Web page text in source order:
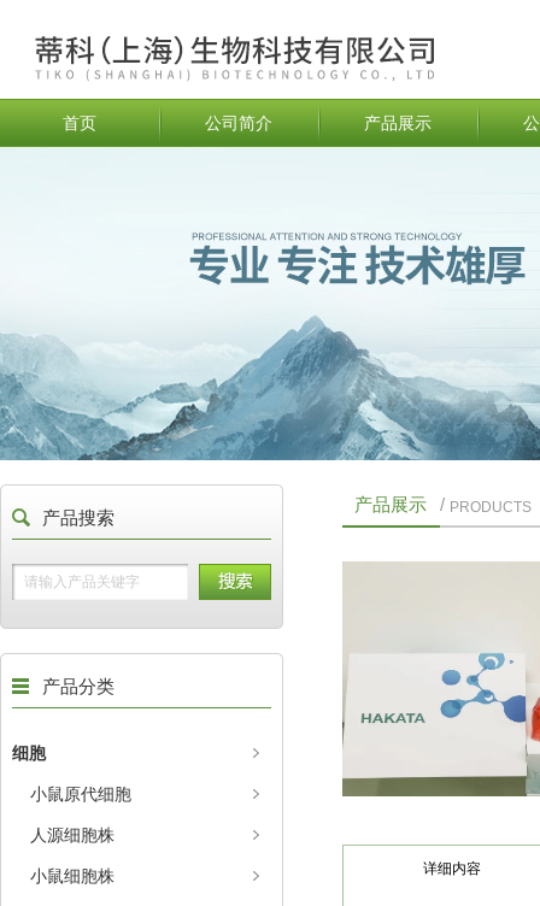
首页 公司简介 产品展示
产品搜索
产品分类
细胞
小鼠原代细胞
人源细胞株
小鼠细胞株
产品展示 / PRODUCTS
详细内容